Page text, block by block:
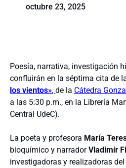
octubre 23, 2025
Poesía, narrativa, investigación
confluirán en la séptima cita de
los vientos», de la Cátedra
a las 5:30 p.m., en la Librería
Central UdeC).
La poeta y profesora María
bioquímico y narradorVladimir
investigadoras y realizadoras